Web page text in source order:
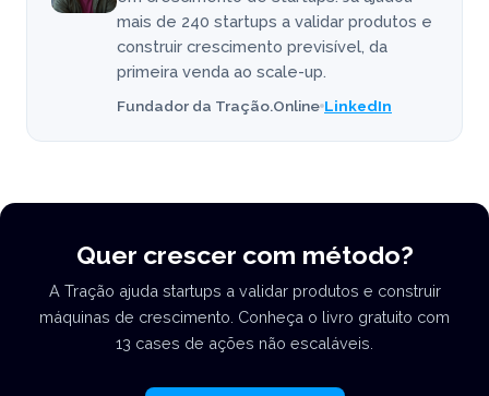
mais de 240 startups a validar produtos e
construir crescimento previsível, da
primeira venda ao scale-up.
Fundador da Tração.Online LinkedIn
Quer crescer com método?
A Tração ajuda startups a validar produtos e construir
máquinas de crescimento. Conheça o livro gratuito com
13 cases de ações não escaláveis.